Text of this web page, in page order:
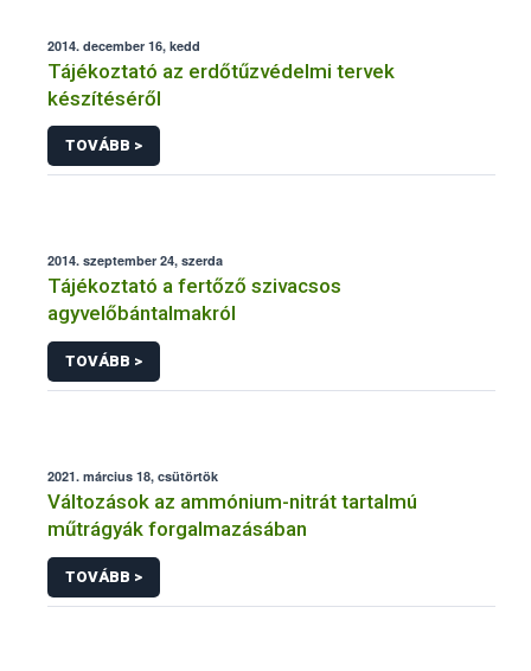
2014. december 16, kedd
Tájékoztató az erdőtűzvédelmi tervek
készítéséről
TOVÁBB >
2014. szeptember 24, szerda
Tájékoztató a fertőző szivacsos
agyvelőbántalmakról
TOVÁBB >
2021. március 18, csütörtök
Változások az ammónium-nitrát tartalmú
műtrágyák forgalmazásában
TOVÁBB >